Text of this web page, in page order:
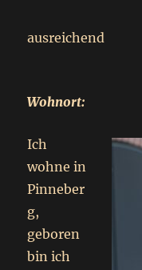
ausreichend
Wohnort:
Ich
wohne in
Pinneber
g,
geboren
bin ich